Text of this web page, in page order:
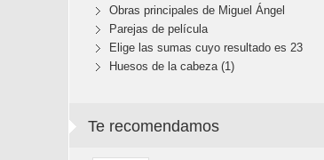
Obras principales de Miguel Ángel
Parejas de película
Elige las sumas cuyo resultado es 23
Huesos de la cabeza (1)
Te recomendamos